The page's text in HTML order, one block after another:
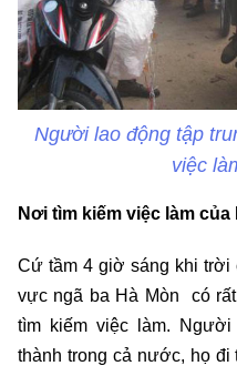
Người lao động tập
việc
Nơi tìm kiếm việc làm của
Cứ tầm 4 giờ sáng khi
vực ngã ba Hà Mòn có
tìm kiếm việc làm. Người
thành trong cả nước, họ đi